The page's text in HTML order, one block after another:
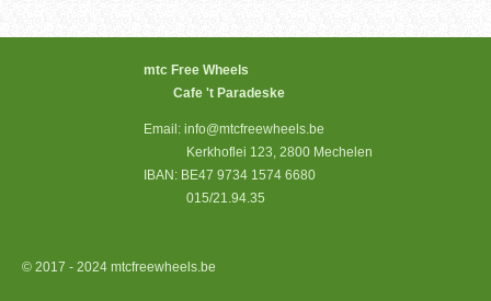
mtc Free Wheels
Cafe 't Paradeske
Email: info@mtcfreewheels.be
Kerkhoflei 123, 2800 Mechelen
IBAN: BE47 9734 1574 6680
015/21.94.35
© 2017 - 2024 mtcfreewheels.be